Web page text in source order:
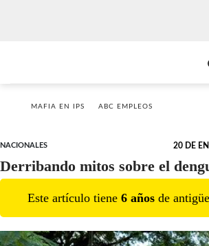
MAFIA EN IPS ABC EMPLEOS
NACIONALES 20 DE
Derribando mitos sobre el
Este artículo tiene 6 años de